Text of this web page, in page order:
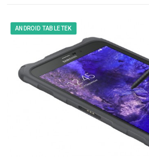
ANDROID TABLETEK